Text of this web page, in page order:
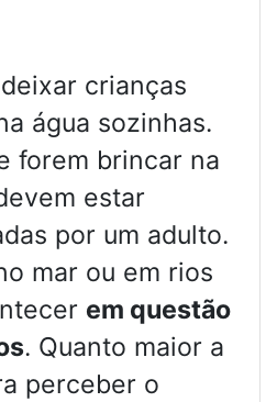
crianças
água sozinhas.
forem brincar na
estar
por um adulto.
mar ou em rios
em questão
. Quanto maior a
perceber o